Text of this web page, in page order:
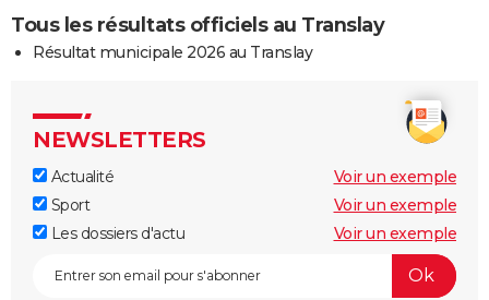
Tous les résultats officiels au Translay
Résultat municipale 2026 au Translay
NEWSLETTERS
Actualité
Voir un exemple
Sport
Voir un exemple
Les dossiers d'actu
Voir un exemple